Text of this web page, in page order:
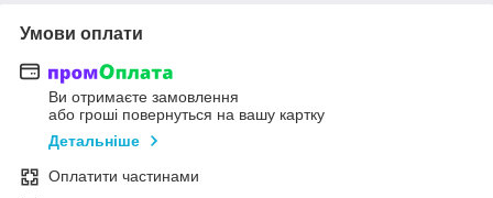
Умови оплати
Ви отримаєте замовлення
або гроші повернуться на вашу картку
Детальніше
Оплатити частинами